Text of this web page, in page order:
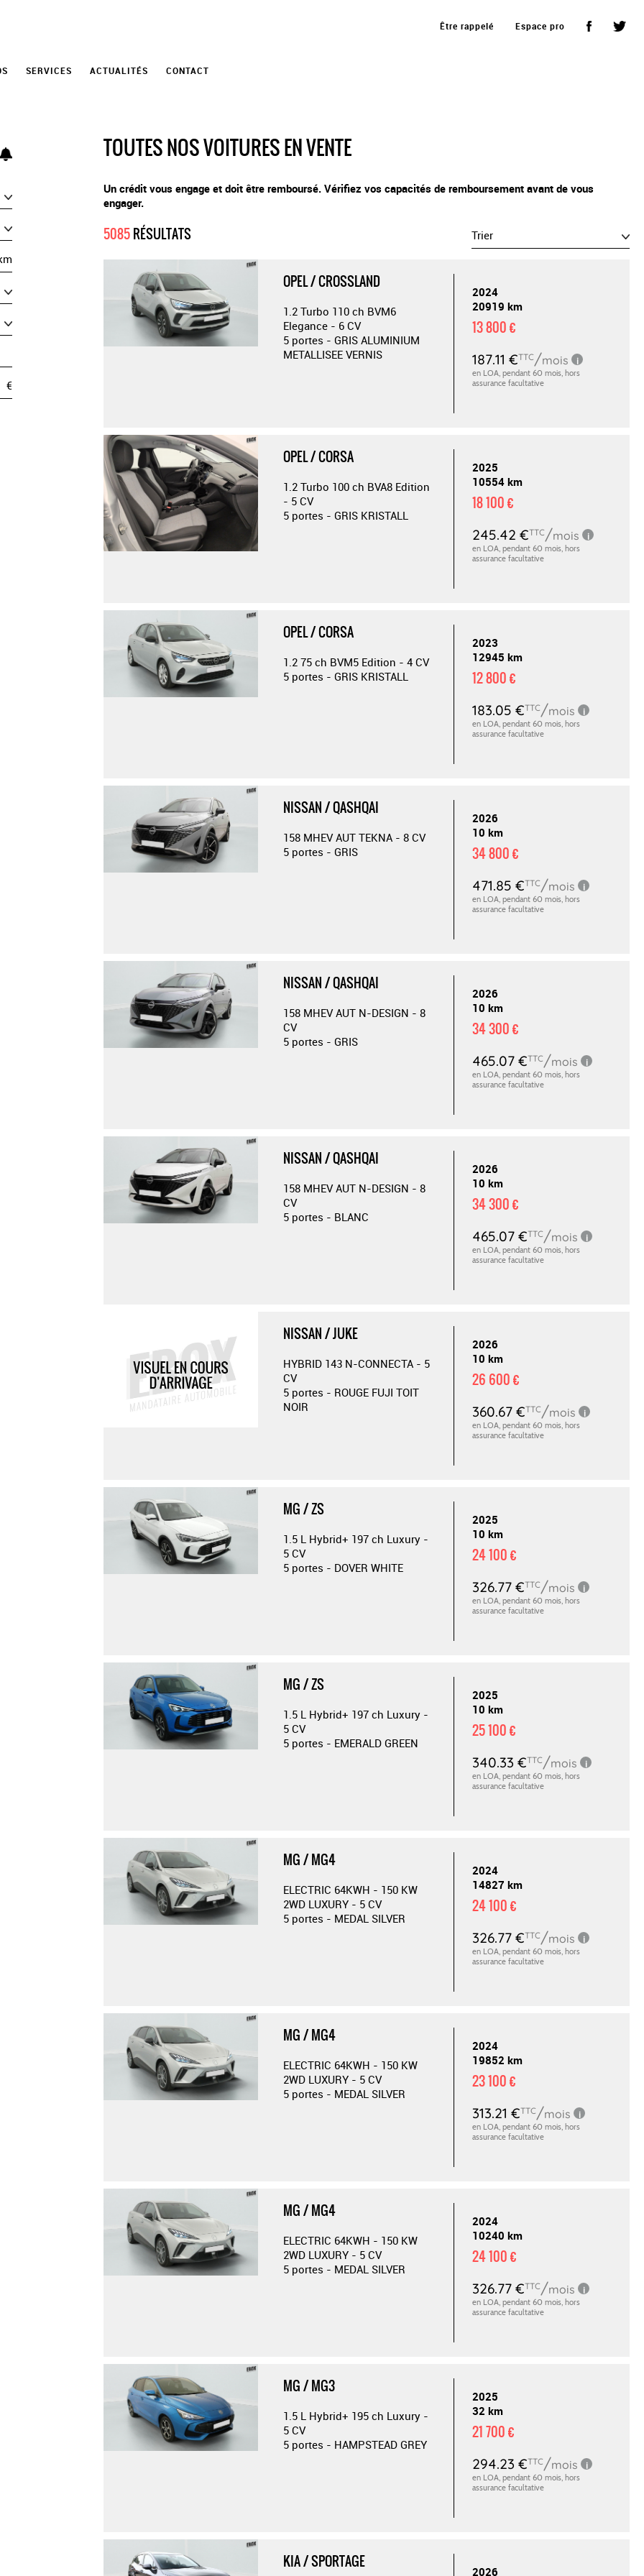
Être rappelé Espace pro
SERVICES ACTUALITÉS CONTACT
€
TOUTES NOS VOITURES EN VENTE
Un crédit vous engage et doit être remboursé. Vérifiez vos capacités de remboursement avant de vous
engager.
5085RÉSULTATS Trier
OPEL / CROSSLAND
1.2 Turbo 110 ch BVM6
Elegance - 6 CV
5 portes - GRIS ALUMINIUM
METALLISEE VERNIS
2024
20919 km
13 800 €
OPEL / CORSA
1.2 Turbo 100 ch BVA8 Edition
- 5 CV
5 portes - GRIS KRISTALL
2025
10554 km
18 100 €
OPEL / CORSA
1.2 75 ch BVM5 Edition - 4 CV
5 portes - GRIS KRISTALL
2023
12945 km
12 800 €
NISSAN / QASHQAI
158 MHEV AUT TEKNA - 8 CV
5 portes - GRIS
2026
10 km
34 800 €
NISSAN / QASHQAI
158 MHEV AUT N-DESIGN - 8
CV
5 portes - GRIS
2026
10 km
34 300 €
NISSAN / QASHQAI
158 MHEV AUT N-DESIGN - 8
CV
5 portes - BLANC
2026
10 km
34 300 €
NISSAN / JUKE
HYBRID 143 N-CONNECTA - 5
CV
5 portes - ROUGE FUJI TOIT
NOIR
2026
10 km
26 600 €
MG / ZS
1.5 L Hybrid+ 197 ch Luxury -
5 CV
5 portes - DOVER WHITE
2025
10 km
24 100 €
MG / ZS
1.5 L Hybrid+ 197 ch Luxury -
5 CV
5 portes - EMERALD GREEN
2025
10 km
25 100 €
MG / MG4
ELECTRIC 64KWH - 150 KW
2WD LUXURY - 5 CV
5 portes - MEDAL SILVER
2024
14827 km
24 100 €
MG / MG4
ELECTRIC 64KWH - 150 KW
2WD LUXURY - 5 CV
5 portes - MEDAL SILVER
2024
19852 km
23 100 €
MG / MG4
ELECTRIC 64KWH - 150 KW
2WD LUXURY - 5 CV
5 portes - MEDAL SILVER
2024
10240 km
24 100 €
MG / MG3
1.5 L Hybrid+ 195 ch Luxury -
5 CV
5 portes - HAMPSTEAD GREY
2025
32 km
21 700 €
KIA / SPORTAGE
2026